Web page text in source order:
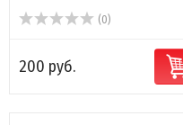
(0)
200 руб.